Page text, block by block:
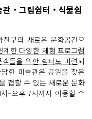
관‧그림쉼터‧식물쉼
구의 새로운 문화공간으
계한 다양한 체험 프로그램
들을 위한 쉼터도 마련되
한 미술관은 공원을 찾은
접할 수 있는 새로운 문화
~오후 7시까지 이용할 수